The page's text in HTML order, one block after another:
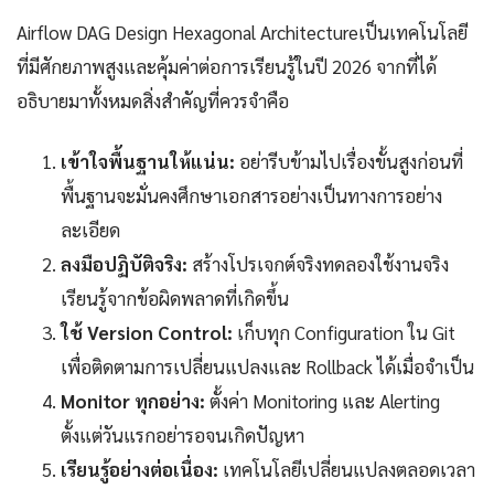
Airflow DAG Design Hexagonal Architectureเป็นเทคโนโลยี
ที่มีศักยภาพสูงและคุ้มค่าต่อการเรียนรู้ในปี 2026 จากที่ได้
อธิบายมาทั้งหมดสิ่งสำคัญที่ควรจำคือ
เข้าใจพื้นฐานให้แน่น: อย่ารีบข้ามไปเรื่องขั้นสูงก่อนที่
พื้นฐานจะมั่นคงศึกษาเอกสารอย่างเป็นทางการอย่าง
ละเอียด
ลงมือปฏิบัติจริง: สร้างโปรเจกต์จริงทดลองใช้งานจริง
เรียนรู้จากข้อผิดพลาดที่เกิดขึ้น
ใช้ Version Control: เก็บทุก Configuration ใน Git
เพื่อติดตามการเปลี่ยนแปลงและ Rollback ได้เมื่อจำเป็น
Monitor ทุกอย่าง: ตั้งค่า Monitoring และ Alerting
ตั้งแต่วันแรกอย่ารอจนเกิดปัญหา
เรียนรู้อย่างต่อเนื่อง: เทคโนโลยีเปลี่ยนแปลงตลอดเวลา